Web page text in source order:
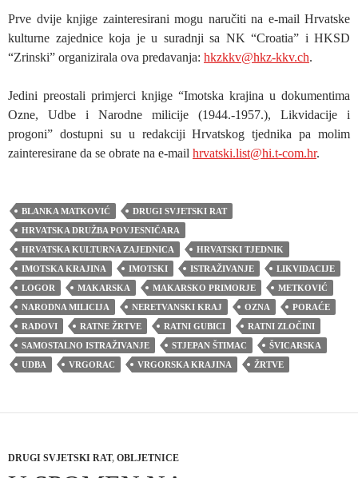
Prve dvije knjige zainteresirani mogu naručiti na e-mail Hrvatske
kulturne zajednice koja je u suradnji sa NK “Croatia” i HKSD
“Zrinski” organizirala ova predavanja: hkzkkv@hkz-kkv.ch.
Jedini preostali primjerci knjige “Imotska krajina u dokumentima
Ozne, Udbe i Narodne milicije (1944.-1957.), Likvidacije i
progoni” dostupni su u redakciji Hrvatskog tjednika pa molim
zainteresirane da se obrate na e-mail hrvatski.list@hi.t-com.hr.
BLANKA MATKOVIĆ
DRUGI SVJETSKI RAT
HRVATSKA DRUŽBA POVJESNIČARA
HRVATSKA KULTURNA ZAJEDNICA
HRVATSKI TJEDNIK
IMOTSKA KRAJINA
IMOTSKI ISTRAŽIVANJE
LIKVIDACIJE
LOGOR
MAKARSKA MAKARSKO PRIMORJE
METKOVIĆ
NARODNA MILICIJA
NERETVANSKI KRAJ OZNA
PORAĆE
RADOVI
RATNE ŽRTVE RATNI GUBICI
RATNI ZLOČINI
SAMOSTALNO ISTRAŽIVANJE
STJEPAN ŠTIMAC
ŠVICARSKA
UDBA
VRGORAC VRGORSKA KRAJINA ŽRTVE
DRUGI SVJETSKI RAT, OBLJETNICE